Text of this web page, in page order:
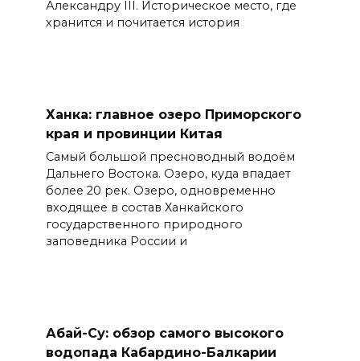
Александру III. Историческое место, где
хранится и почитается история
Ханка: главное озеро Приморского
края и провинции Китая
Самый большой пресноводный водоём
Дальнего Востока. Озеро, куда впадает
более 20 рек. Озеро, одновременно
входящее в состав Ханкайского
государственного природного
заповедника России и
Абай-Су: обзор самого высокого
водопада Кабардино-Балкарии